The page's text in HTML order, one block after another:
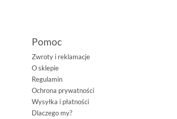
Pomoc
Zwroty i reklamacje
O sklepie
Regulamin
Ochrona prywatności
Wysyłka i płatności
Dlaczego my?